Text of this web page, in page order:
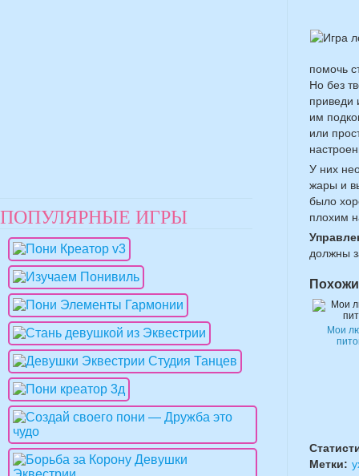
помочь
Но без
приведи
им
или
У них
жары и
было
плохим
должны
Мои
Метки:
ПОПУЛЯРНЫЕ ИГРЫ